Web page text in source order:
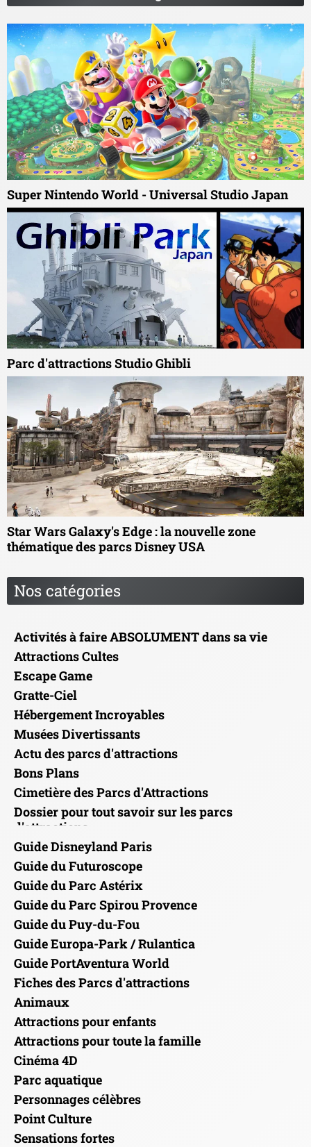
Super Nintendo World - Universal Studio Japan
Parc d'attractions Studio Ghibli
Star Wars Galaxy's Edge : la nouvelle zone
thématique des parcs Disney USA
Nos catégories
Activités à faire ABSOLUMENT dans sa vie
Attractions Cultes
Escape Game
Gratte-Ciel
Hébergement Incroyables
Musées Divertissants
Actu des parcs d'attractions
Bons Plans
Cimetière des Parcs d'Attractions
Dossier pour tout savoir sur les parcs
d'attractions
Guide Disneyland Paris
Guide du Futuroscope
Guide du Parc Astérix
Guide du Parc Spirou Provence
Guide du Puy-du-Fou
Guide Europa-Park / Rulantica
Guide PortAventura World
Fiches des Parcs d'attractions
Animaux
Attractions pour enfants
Attractions pour toute la famille
Cinéma 4D
Parc aquatique
Personnages célèbres
Point Culture
Sensations fortes